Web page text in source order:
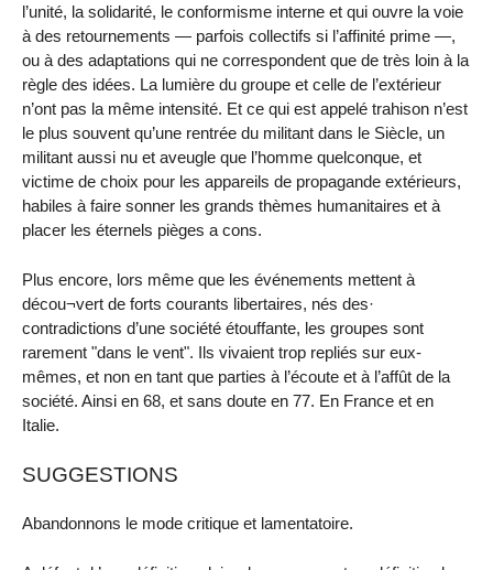
l’unité, la solidarité, le conformisme interne et qui ouvre la voie
à des retournements — parfois collectifs si l’affinité prime —,
ou à des adaptations qui ne correspondent que de très loin à la
règle des idées. La lumière du groupe et celle de l’extérieur
n’ont pas la même intensité. Et ce qui est appelé trahison n’est
le plus souvent qu’une rentrée du militant dans le Siècle, un
militant aussi nu et aveugle que l’homme quelconque, et
victime de choix pour les appareils de propagande extérieurs,
habiles à faire sonner les grands thèmes humanitaires et à
placer les éternels pièges a cons.
Plus encore, lors même que les événements mettent à
décou¬vert de forts courants libertaires, nés des·
contradictions d’une société étouffante, les groupes sont
rarement "dans le vent". Ils vivaient trop repliés sur eux-
mêmes, et non en tant que parties à l’écoute et à l’affût de la
société. Ainsi en 68, et sans doute en 77. En France et en
Italie.
SUGGESTIONS
Abandonnons le mode critique et lamentatoire.